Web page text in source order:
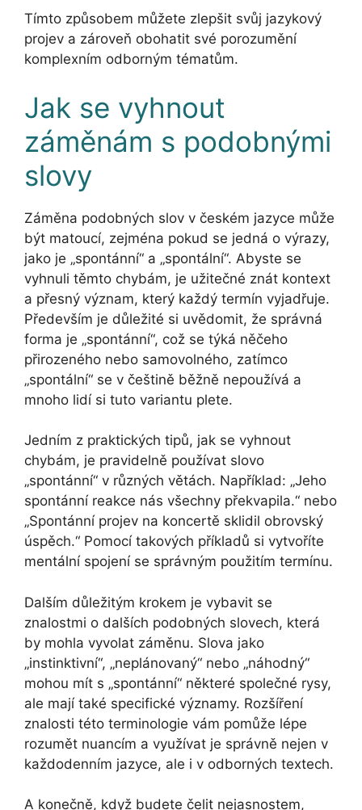
Tímto způsobem můžete zlepšit svůj jazykový
projev a zároveň obohatit své porozumění
komplexním odborným tématům.
Jak se vyhnout
záměnám s podobnými
slovy
Záměna podobných slov v českém jazyce může
být matoucí, zejména pokud se jedná o výrazy,
jako je „spontánní“ a „spontální“. Abyste se
vyhnuli těmto chybám, je užitečné znát kontext
a přesný význam, který každý termín vyjadřuje.
Především je důležité si uvědomit, že správná
forma je „spontánní“, což se týká něčeho
přirozeného nebo samovolného, zatímco
„spontální“ se v češtině běžně nepoužívá a
mnoho lidí si tuto variantu plete.
Jedním z praktických tipů, jak se vyhnout
chybám, je pravidelně používat slovo
„spontánní“ v různých větách. Například: „Jeho
spontánní reakce nás všechny překvapila.“ nebo
„Spontánní projev na koncertě sklidil obrovský
úspěch.“ Pomocí takových příkladů si vytvoříte
mentální spojení se správným použitím termínu.
Dalším důležitým krokem je vybavit se
znalostmi o dalších podobných slovech, která
by mohla vyvolat záměnu. Slova jako
„instinktivní“, „neplánovaný“ nebo „náhodný“
mohou mít s „spontánní“ některé společné rysy,
ale mají také specifické významy. Rozšíření
znalosti této terminologie vám pomůže lépe
rozumět nuancím a využívat je správně nejen v
každodenním jazyce, ale i v odborných textech.
A konečně, když budete čelit nejasnostem,